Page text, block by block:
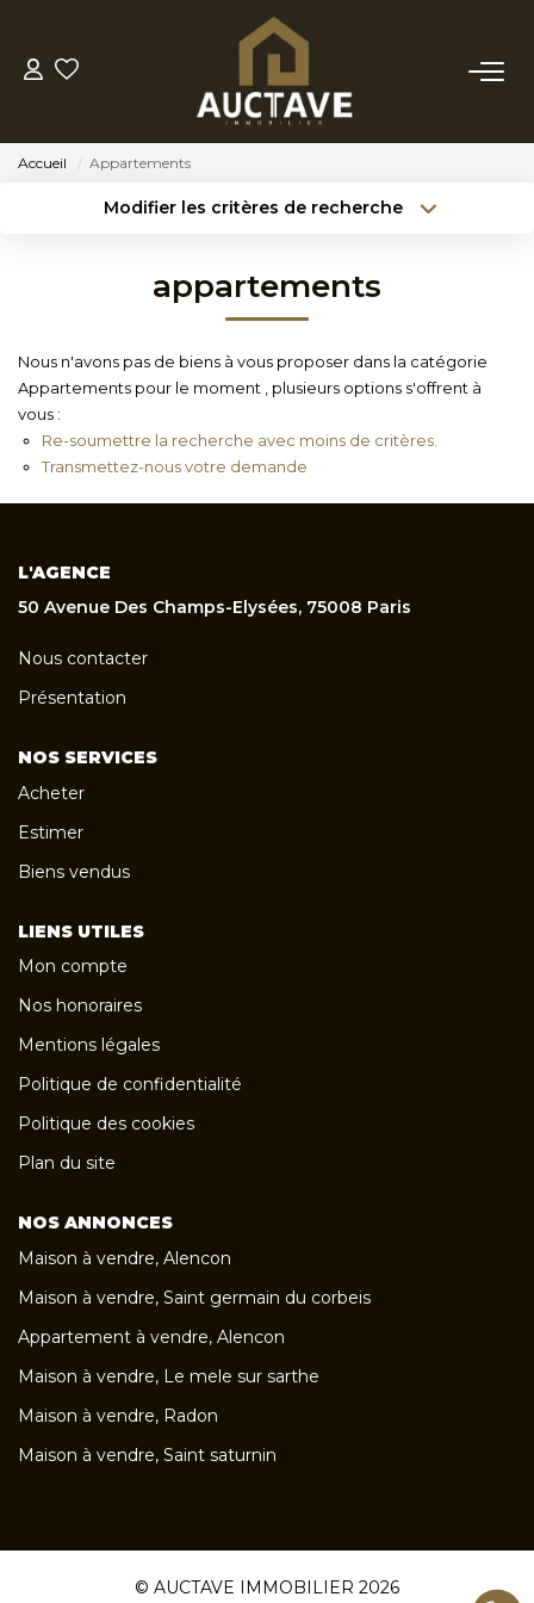
ACHETER
NOTRE PHILOSOPHIE
CONTACT
Accueil Appartements
Modifier les critères de recherche
Budget max Référence
appartements
Nous n'avons pas de biens à vous proposer dans la catégorie
Appartements pour le moment , plusieurs options s'offrent à
vous :
Re-soumettre la recherche avec moins de critères.
Transmettez-nous votre demande
L'AGENCE
50 Avenue Des Champs-Elysées, 75008 Paris
Nous contacter
Présentation
NOS SERVICES
Acheter
Estimer
Biens vendus
LIENS UTILES
Mon compte
Nos honoraires
Mentions légales
Politique de confidentialité
Politique des cookies
Plan du site
NOS ANNONCES
Maison à vendre, Alencon
Maison à vendre, Saint germain du corbeis
Appartement à vendre, Alencon
Maison à vendre, Le mele sur sarthe
Maison à vendre, Radon
Maison à vendre, Saint saturnin
© AUCTAVE IMMOBILIER 2026